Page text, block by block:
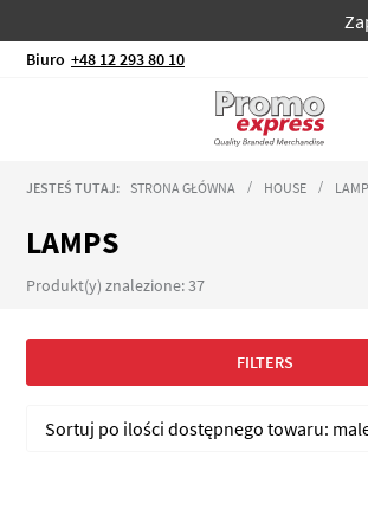
Zapisz
Biuro +48 12 293 80 10
JESTEŚ TUTAJ: STRONA GŁÓWNA HOUSE
LAMPS
Produkt(y) znalezione: 37
FILTERS
Sortuj po ilości dostępnego towaru: